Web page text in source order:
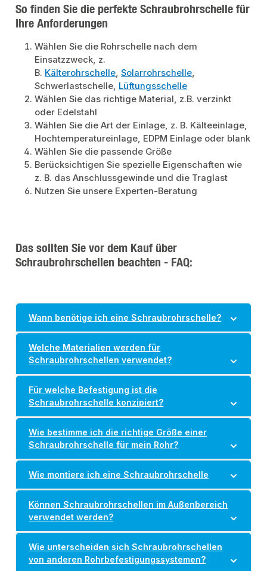
So finden Sie die perfekte Schraubrohrschelle für
Ihre Anforderungen
Wählen Sie die Rohrschelle nach dem
Einsatzzweck, z.
B. Kälterohrschelle,Solarrohrschelle,
Schwerlastschelle, Lüftungsschelle
Wählen Sie das richtige Material, z.B. verzinkt
oder Edelstahl
Wählen Sie die Art der Einlage, z. B. Kälteeinlage,
Hochtemperatureinlage, EDPM Einlage oder blank
Wählen Sie die passende Größe
Berücksichtigen Sie spezielle Eigenschaften wie
z. B. das Anschlussgewinde und die Traglast
Nutzen Sie unsere Experten-Beratung
Das sollten Sie vor dem Kauf über
Schraubrohrschellen beachten - FAQ:
Wann benötige ich eine Schraubrohrschelle?
Welche Materialien werden für
Schraubrohrschellen verwendet?
Für welche Befestigung ist die
Schraubrohrschelle konzipiert?
Wie bestimme ich die richtige Größe einer
Schraubrohrschelle für mein Rohr?
Wie montiere ich eine Schraubrohrschelle
Können Schraubrohrschellen im Außenbereich
verwendet werden?
Wie unterscheiden sich Schraubrohrschellen
von anderen Rohrbefestigungssystemen?